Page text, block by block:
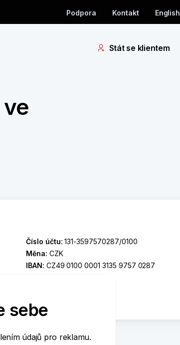
Podpora Kontakt English
Stát se klientem
Číslo účtu:131-3597570287/0100
Měna: CZK
IBAN: CZ49 0100 0001 3135 9757 0287
sebe
údajů pro reklamu.